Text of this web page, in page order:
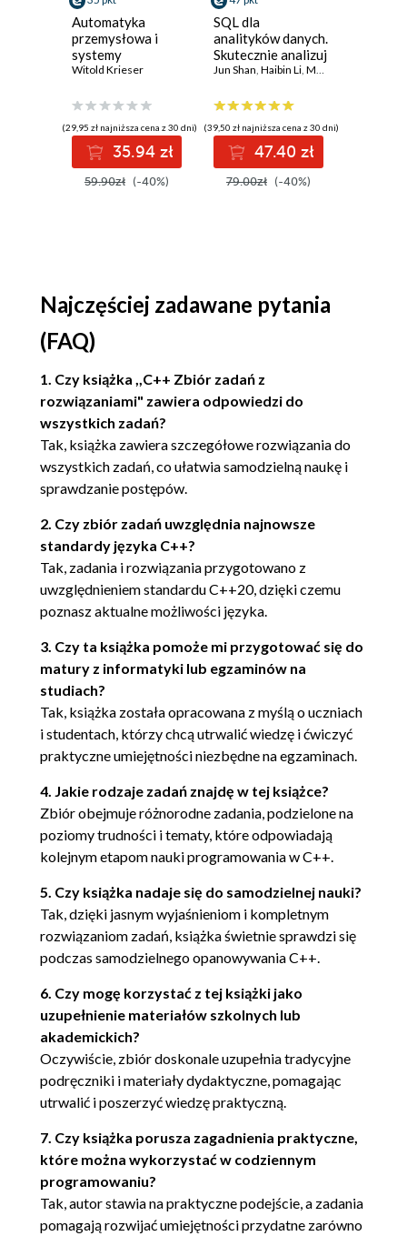
Automatyka
przemysłowa i
systemy
sterowania w
Witold Krieser
(29,95 zł najniższa cena z 30 dni)
35.94 zł
59.90zł (-40%)
SQL dla
analityków danych.
Skutecznie analizuj
dane, wyciągaj
wnioski i opanuj
zaawansowany
SQL na potrzeby
praktycznych
zastosowań.
Wydanie IV
Jun Shan, Haibin Li, Matt Goldwasser
(39,50 zł najniższa cena z 30 dni)
47.40 zł
79.00zł (-40%)
Najczęściej zadawane pytania
(FAQ)
1. Czy książka ,,C++ Zbiór zadań z
rozwiązaniami" zawiera odpowiedzi do
wszystkich zadań?
Tak, książka zawiera szczegółowe rozwiązania do
wszystkich zadań, co ułatwia samodzielną naukę i
sprawdzanie postępów.
2. Czy zbiór zadań uwzględnia najnowsze
standardy języka C++?
Tak, zadania i rozwiązania przygotowano z
uwzględnieniem standardu C++20, dzięki czemu
poznasz aktualne możliwości języka.
3. Czy ta książka pomoże mi przygotować się do
matury z informatyki lub egzaminów na
studiach?
Tak, książka została opracowana z myślą o uczniach
i studentach, którzy chcą utrwalić wiedzę i ćwiczyć
praktyczne umiejętności niezbędne na egzaminach.
4. Jakie rodzaje zadań znajdę w tej książce?
Zbiór obejmuje różnorodne zadania, podzielone na
poziomy trudności i tematy, które odpowiadają
kolejnym etapom nauki programowania w C++.
5. Czy książka nadaje się do samodzielnej nauki?
Tak, dzięki jasnym wyjaśnieniom i kompletnym
rozwiązaniom zadań, książka świetnie sprawdzi się
podczas samodzielnego opanowywania C++.
6. Czy mogę korzystać z tej książki jako
uzupełnienie materiałów szkolnych lub
akademickich?
Oczywiście, zbiór doskonale uzupełnia tradycyjne
podręczniki i materiały dydaktyczne, pomagając
utrwalić i poszerzyć wiedzę praktyczną.
7. Czy książka porusza zagadnienia praktyczne,
które można wykorzystać w codziennym
programowaniu?
Tak, autor stawia na praktyczne podejście, a zadania
pomagają rozwijać umiejętności przydatne zarówno